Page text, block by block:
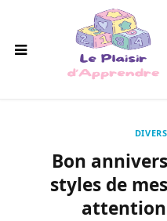
DIVERS
Bon
styles de